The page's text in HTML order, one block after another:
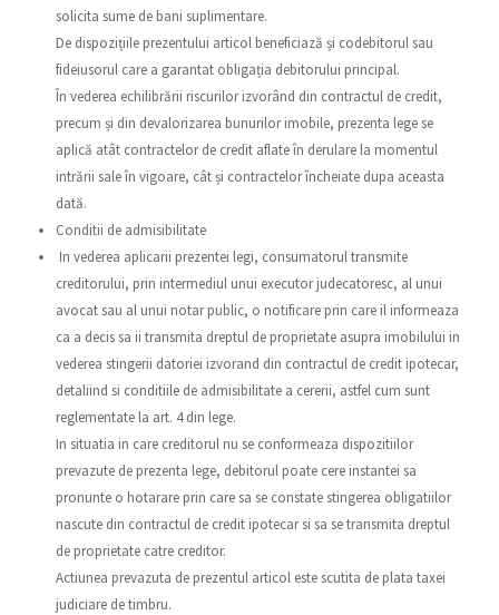
solicita sume de bani suplimentare.
De dispozițiile prezentului articol beneficiază și codebitorul sau
fideiusorul care a garantat obligația debitorului principal.
În vederea echilibrării riscurilor izvorând din contractul de credit,
precum și din devalorizarea bunurilor imobile, prezenta lege se
aplică atât contractelor de credit aflate în derulare la momentul
intrării sale în vigoare, cât și contractelor încheiate dupa aceasta
dată.
Conditii de admisibilitate
In vederea aplicarii prezentei legi, consumatorul transmite
creditorului, prin intermediul unui executor judecatoresc, al unui
avocat sau al unui notar public, o notificare prin care il informeaza
ca a decis sa ii transmita dreptul de proprietate asupra imobilului in
vederea stingerii datoriei izvorand din contractul de credit ipotecar,
detaliind si conditiile de admisibilitate a cererii, astfel cum sunt
reglementate la art. 4 din lege.
In situatia in care creditorul nu se conformeaza dispozitiilor
prevazute de prezenta lege, debitorul poate cere instantei sa
pronunte o hotarare prin care sa se constate stingerea obligatiilor
nascute din contractul de credit ipotecar si sa se transmita dreptul
de proprietate catre creditor.
Actiunea prevazuta de prezentul articol este scutita de plata taxei
judiciare de timbru.